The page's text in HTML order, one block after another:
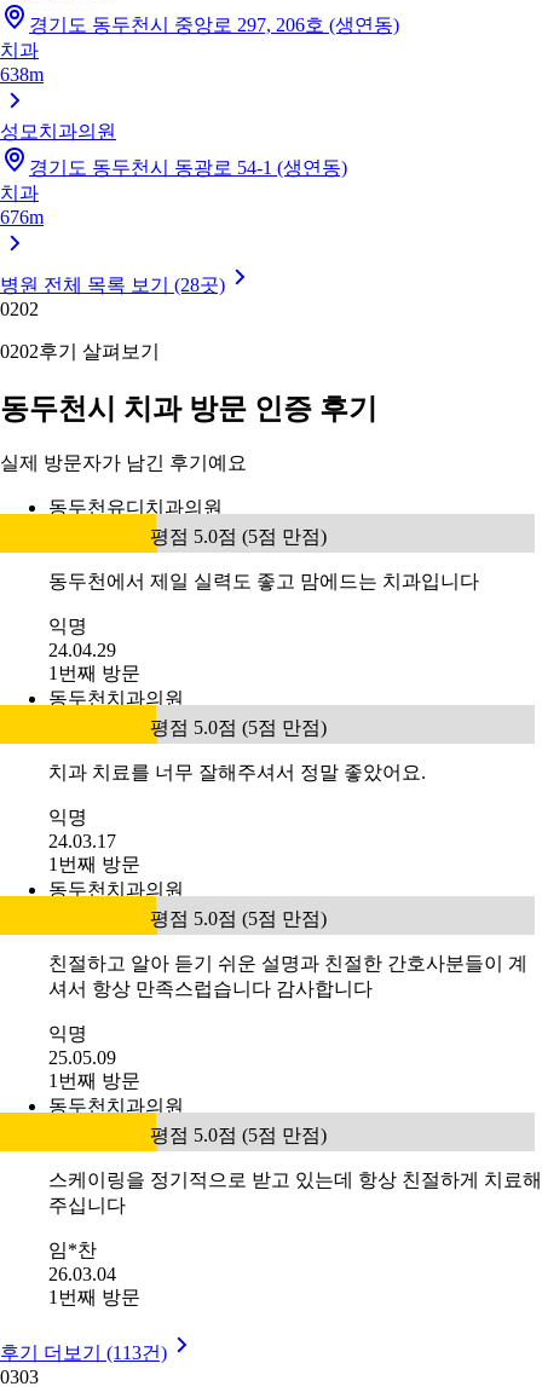
경기도 동두천시 중앙로 297, 206호 (생연동)
치과
638m
성모치과의원
경기도 동두천시 동광로 54-1 (생연동)
치과
676m
병원 전체 목록 보기 (28곳)
0202
0202후기 살펴보기
동두천시 치과 방문 인증 후기
실제 방문자가 남긴 후기예요
동두천유디치과의원
평점 5.0점 (5점 만점)
동두천에서 제일 실력도 좋고 맘에드는 치과입니다
익명
24.04.29
1번째 방문
동두천치과의원
평점 5.0점 (5점 만점)
치과 치료를 너무 잘해주셔서 정말 좋았어요.
익명
24.03.17
1번째 방문
동두천치과의원
평점 5.0점 (5점 만점)
친절하고 알아 듣기 쉬운 설명과 친절한 간호사분들이 계
셔서 항상 만족스럽습니다 감사합니다
익명
25.05.09
1번째 방문
동두천치과의원
평점 5.0점 (5점 만점)
스케이링을 정기적으로 받고 있는데 항상 친절하게 치료해
주십니다
임*찬
26.03.04
1번째 방문
후기 더보기 (113건)
0303